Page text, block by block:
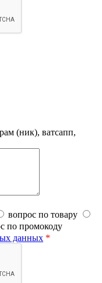
(ник), ватсапп,
вопрос по товару
по промокоду
данных *